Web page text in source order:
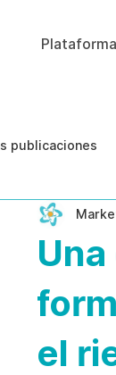
publicaciones
de caso
el